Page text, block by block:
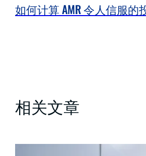
如何计算 AMR 令人信服的
相关文章